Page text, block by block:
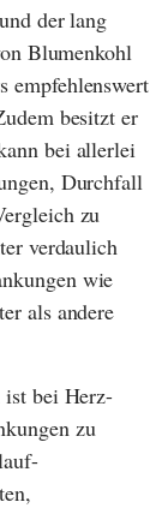
der lang
Blumenkohl
empfehlenswert
besitzt er
bei allerlei
Durchfall
zu
verdaulich
wie
als andere
ist bei Herz-
zu